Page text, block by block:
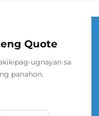
Quote
ugnayan sa
panahon.